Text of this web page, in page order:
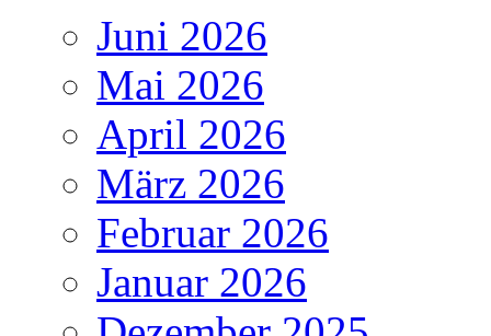
Juni 2026
Mai 2026
April 2026
März 2026
Februar 2026
Januar 2026